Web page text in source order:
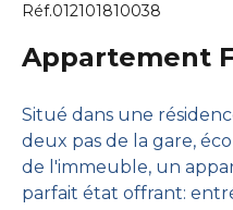
Réf.012101810038
Appartement
pièce(s) 57 m2
Situé dans une
deux pas de la gare,
de l'immeuble, un
parfait état offrant: